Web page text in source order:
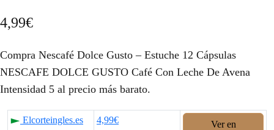
4,99€
Compra Nescafé Dolce Gusto – Estuche 12 Cápsulas
NESCAFE DOLCE GUSTO Café Con Leche De Avena
Intensidad 5 al precio más barato.
Elcorteingles.es 4,99€
Ver en